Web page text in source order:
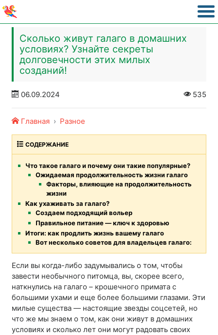
Сколько живут галаго в домашних
условиях? Узнайте секреты
долговечности этих милых
созданий!
06.09.2024 535
Главная Разное
СОДЕРЖАНИЕ
Что такое галаго и почему они такие популярные?
Ожидаемая продолжительность жизни галаго
Факторы, влияющие на продолжительность
жизни
Как ухаживать за галаго?
Создаем подходящий вольер
Правильное питание — ключ к здоровью
Итоги: как продлить жизнь вашему галаго
Вот несколько советов для владельцев галаго:
Если вы когда-либо задумывались о том, чтобы
завести необычного питомца, вы, скорее всего,
наткнулись на галаго – крошечного примата с
большими ухами и еще более большими глазами. Эти
милые существа — настоящие звезды соцсетей, но
что же мы знаем о том, как они живут в домашних
условиях и сколько лет они могут радовать своих